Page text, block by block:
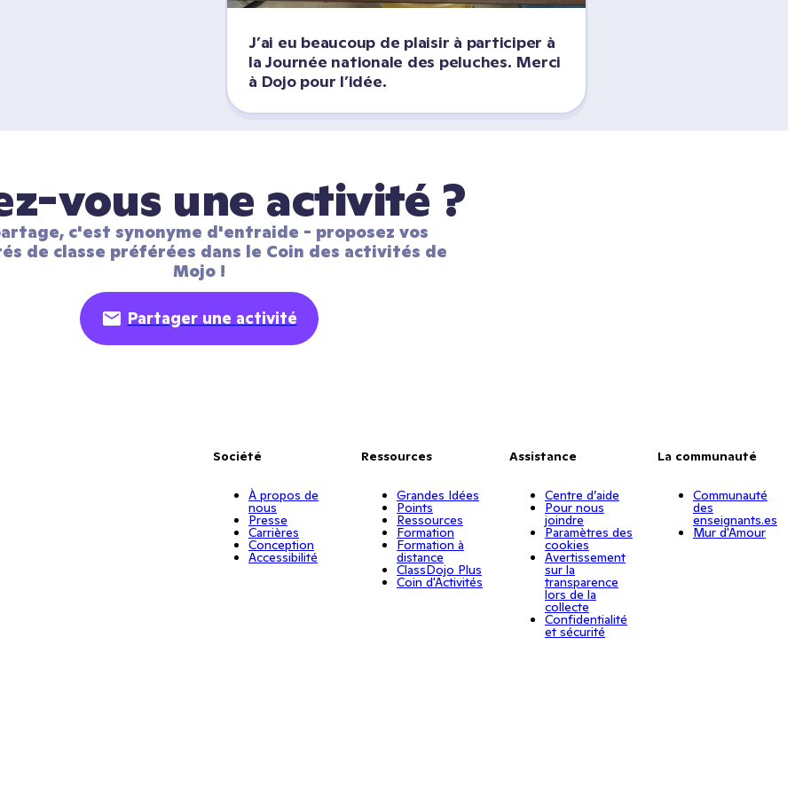
J’ai eu beaucoup de plaisir à participer à
la Journée nationale des peluches. Merci
à Dojo pour l’idée.
vous une activité ?
c'est synonyme d'entraide - proposez vos
de classe préférées dans le Coin des activités de
Mojo !
Partager une activité
Société
À propos de
nous
Presse
Carrières
Conception
Accessibilité
Ressources
Grandes Idées
Points
Ressources
Formation
Formation à
distance
ClassDojo Plus
Coin d'Activités
Assistance
Centre d’aide
Pour nous
joindre
Paramètres des
cookies
Avertissement
sur la
transparence
lors de la
collecte
Confidentialité
et sécurité
La communauté
Communauté
des
enseignants.es
Mur d'Amour